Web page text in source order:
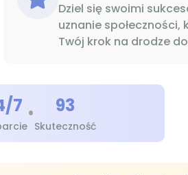
Dziel się swoimi
uznanie
Twój krok na drodze
7 • 93
Skuteczność